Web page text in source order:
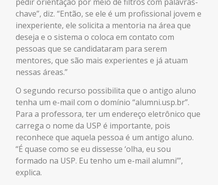
chave”, diz. “Então, se ele é um profissional jovem e
inexperiente, ele solicita a mentoria na área que
deseja e o sistema o coloca em contato com
pessoas que se candidataram para serem
mentores, que são mais experientes e já atuam
nessas áreas.”
O segundo recurso possibilita que o antigo aluno
tenha um e-mail com o domínio “alumni.usp.br”.
Para a professora, ter um endereço eletrônico que
carrega o nome da USP é importante, pois
reconhece que aquela pessoa é um antigo aluno.
“É quase como se eu dissesse ‘olha, eu sou
formado na USP. Eu tenho um e-mail alumni’”,
explica.